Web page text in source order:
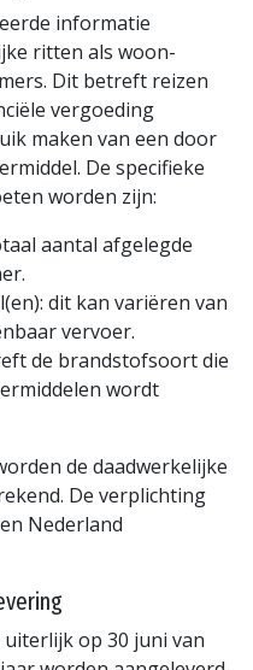
informatie
ritten als woon-
Dit betreft reizen
vergoeding
maken van een door
De specifieke
worden zijn:
aantal afgelegde
dit kan variëren van
vervoer.
de brandstofsoort die
wordt
de daadwerkelijke
De verplichting
Nederland
op 30 juni van